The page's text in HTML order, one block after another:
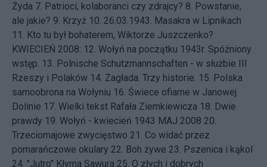
Żyda 7. Patrioci, kolaboranci czy zdrajcy? 8. Powstanie,
ale jakie? 9. Krzyż 10. 26.03.1943. Masakra w Lipnikach
11. Kto tu był bohaterem, Wiktorze Juszczenko?
KWIECIEŃ 2008: 12. Wołyń na początku 1943r. Spóźniony
wstęp. 13. Polnische Schutzmannschaften - w służbie III
Rzeszy i Polaków 14. Zagłada. Trzy historie. 15. Polska
samoobrona na Wołyniu 16. Świece ofiarne w Janowej
Dolinie 17. Wielki tekst Rafała Ziemkiewicza 18. Dwie
prawdy 19. Wołyń - kwiecień 1943 MAJ 2008 20.
Trzeciomajowe zwycięstwo 21. Co widać przez
pomarańczowe okulary 22. Boh żywe 23. Pszenica i kąkol
24. "Jutro" Kłyma Sawura 25. O złych i dobrych